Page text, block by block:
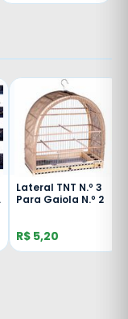
Lateral TNT N.º 3
Para Gaiola N.º 2
R$ 5,20